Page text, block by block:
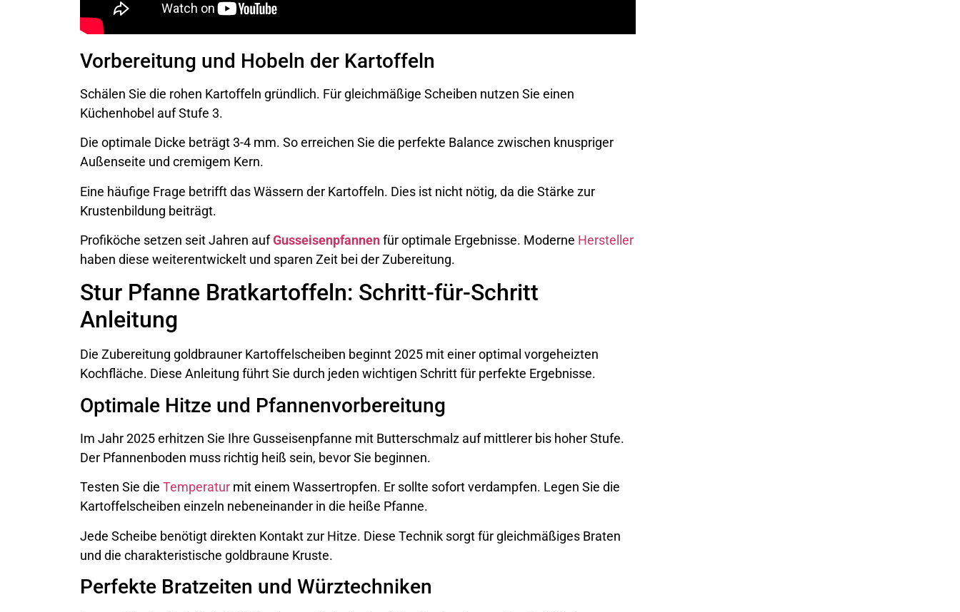
Vorbereitung und Hobeln der Kartoffeln
Schälen Sie die rohen Kartoffeln gründlich. Für gleichmäßige Scheiben nutzen Sie einen
Küchenhobel auf Stufe 3.
Die optimale Dicke beträgt 3-4 mm. So erreichen Sie die perfekte Balance zwischen knuspriger
Außenseite und cremigem Kern.
Eine häufige Frage betrifft das Wässern der Kartoffeln. Dies ist nicht nötig, da die Stärke zur
Krustenbildung beiträgt.
Profiköche setzen seit Jahren aufGusseisenpfannenfür optimale Ergebnisse. Moderne Hersteller
haben diese weiterentwickelt und sparen Zeit bei der Zubereitung.
Stur Pfanne Bratkartoffeln: Schritt-für-Schritt
Anleitung
Die Zubereitung goldbrauner Kartoffelscheiben beginnt 2025 mit einer optimal vorgeheizten
Kochfläche. Diese Anleitung führt Sie durch jeden wichtigen Schritt für perfekte Ergebnisse.
Optimale Hitze und Pfannenvorbereitung
Im Jahr 2025 erhitzen Sie Ihre Gusseisenpfanne mit Butterschmalz auf mittlerer bis hoher Stufe.
Der Pfannenboden muss richtig heiß sein, bevor Sie beginnen.
Testen Sie die Temperatur mit einem Wassertropfen. Er sollte sofort verdampfen. Legen Sie die
Kartoffelscheiben einzeln nebeneinander in die heiße Pfanne.
Jede Scheibe benötigt direkten Kontakt zur Hitze. Diese Technik sorgt für gleichmäßiges Braten
und die charakteristische goldbraune Kruste.
Perfekte Bratzeiten und Würztechniken